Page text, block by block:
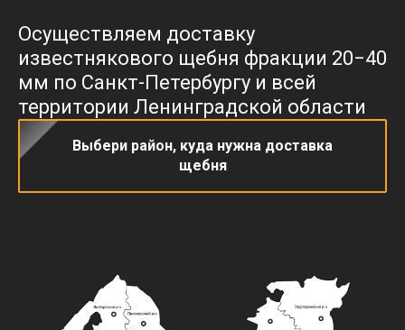
Осуществляем доставку
известнякового щебня фракции 20−40
мм по Санкт-Петербургу и всей
территории Ленинградской области
Выбери район, куда нужна доставка
щебня
Политика в отношении обработки
ПалладаСтройНеруд на карте Санкт‑Петербурга — Яндекс Карты
Сделать заказ сейчас
Заказать обратный
звонок